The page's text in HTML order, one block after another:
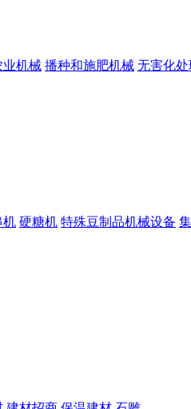
业机械 播种和施肥机械 无害化
机 硬糖机 特殊豆制品机械设备